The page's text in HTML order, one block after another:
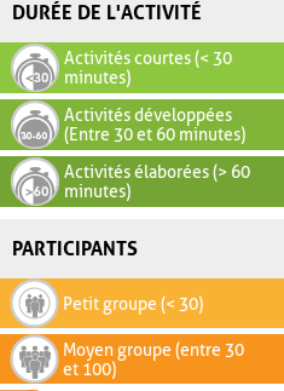
DURÉE DE L'ACTIVITÉ
Activités courtes (< 30
minutes)
Activités développées
(Entre 30 et 60 minutes)
Activités élaborées (> 60
minutes)
PARTICIPANTS
Petit groupe (< 30)
Moyen groupe (entre 30
et 100)